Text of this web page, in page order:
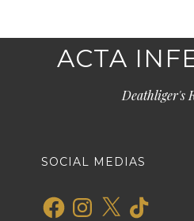
ACTA
Deathliger's
SOCIAL MEDIAS
FacebookInstagram
X TikTok